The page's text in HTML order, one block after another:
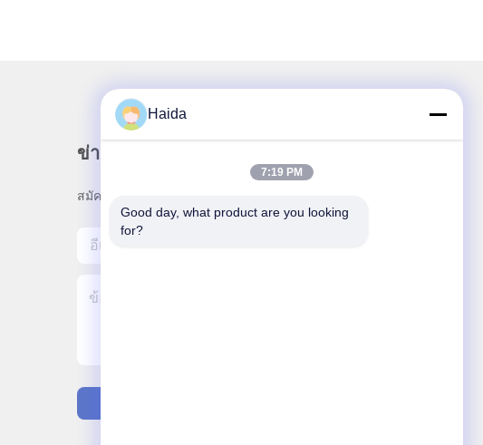
ข่าวสารของเรา
สมัครสมาชิกข่าวสารของเรา เพื่อรับส่วนลดและอื่นๆ
Haida
7:19 PM
Good day, what product are you looking
for?